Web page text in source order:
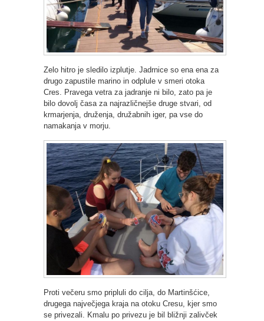
Zelo hitro je sledilo izplutje. Jadrnice so ena ena za
drugo zapustile marino in odplule v smeri otoka
Cres. Pravega vetra za jadranje ni bilo, zato pa je
bilo dovolj časa za najrazličnejše druge stvari, od
krmarjenja, druženja, družabnih iger, pa vse do
namakanja v morju.
Proti večeru smo pripluli do cilja, do Martinšćice,
drugega največjega kraja na otoku Cresu, kjer smo
se privezali. Kmalu po privezu je bil bližnji zalivček